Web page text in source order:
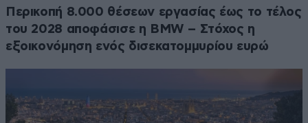
Περικοπή 8.000 θέσεων εργασίας έως το τέλος
του 2028 αποφάσισε η BMW – Στόχος η
εξοικονόμηση ενός δισεκατομμυρίου ευρώ